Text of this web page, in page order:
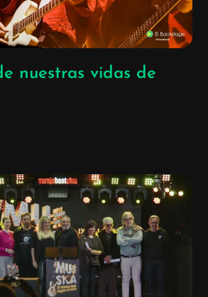
nuestras vidas de